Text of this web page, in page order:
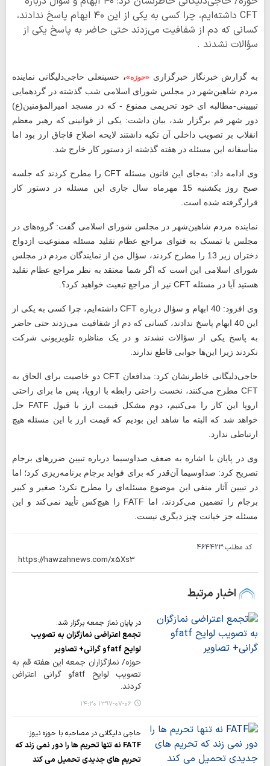
CFT داشته‌ایم، چرا کسی به یکی از این ۴۰ ابهام پاسخ ندادند،
کسانی که دم از شفافیت می‌زدند حتی حاضر به پاسخ یکی از
سؤالات نشدند .
به گزارش خبرنگار خبرگزاری «حوزه»، حسینعلی حاجی‌دلیگانی نماینده
مردم شاهین‌شهر در مجلس شورای اسلامی شب گذشته در گردهمایی
تبییینی-مطالبه ای خود تحریمی ممنوع - که در مسجد امیرالمؤمنین(ع)
دور شهر قم برگزار شد، بیان داشت: یکی از قوانینی که رهبر معظم
انقلاب بر تصویب داخلی آن تکیه داشتند لایحه اصلاح قاچاق ارز بود اما
متأسفانه این مسئله در هفته گذشته از دستور کار خارج شد.
وی ادامه داد: به‌جای این قانون مسئله CFT را مطرح کردند که جلسه
صبح روز یکشنبه 15 مهرماه سال جاری این مسئله در دستور کار
قرارگرفته شده است.
نماینده مردم شاهین‌شهر در مجلس شورای اسلامی گفت: گروه‌های در
مجلس با تمسک به فتوای مراجع عظام تقلید مسئله ممنوعیت ازدواج
دختران زیر 13 را مطرح کردند، سؤال من از نمایندگان مردم در مجلس
شورای اسلامی این است که اگر شما معتقد به نظر مراجع عظام تقلید
هستید آیا در مسئله CFT نیز از مراجع تبعیت خواهید کرد؟.
وی افزود: 40 ابهام و سؤال درباره CFTداشته‌ایم، چرا کسی به یکی از
این 40 ابهام پاسخ ندادند، کسانی که دم از شفافیت می‌زدند حتی حاضر
به پاسخ یکی از سؤالات نشدند و در یک مناظره تلویزیونی شرکت
نکردند زیرا این‌ها جوابی قاطع ندارند.
حاجی‌دلیگانی خاطرنشان کرد: مدافعانCFT دو خاصیت برای الحاق به
CFT مطرح می‌کنند، نخست راحتی رابطه با اروپا، پس ما برای راحتی
اروپا این کار را می‌کنیم، دوم مشکل قیمت ارز با قبول FATF حل
خواهد شد که البته ما شاهد این بودیم که قیمت ارز با این مسئله هیچ
ارتباطی ندارد.
وی در پایان با اشاره به ضعف صداوسیما درباره تبیین ضررهای برجام
تصریح کرد: صداوسیما آن‌قدر که برای فواید برجام برنامه‌ریزی کرد؛ اما
در تبیین آثار منفی این موضوع مسئله‌ای را مطرح نکرد؛ صغیر و کبیر
برجام را تضمین می‌کردند، اما FATF را هیچ‌کس تأیید نمی‌کند و این
مسئله جز خیانت چیز دیگری نیست.
کد مطلب:464423
اخبار مرتبط
در پایان نماز جمعه برگزار شد:
تجمع اعتراضی نمازگزان به تصویب
لوایح fatfو گرانی+ تصاویر
حوزه/ نمازگزاران جمعه این هفته قم به
تصویب لوایح fatfو گرانی اعتراض
کردند.
۱۳۹۷-۰۷-۰۶ ۱۴:۲۰
حاجی دلیگانی در مصاحبه با حوزه نیوز:
FATF نه تنها تحریم ها را دور نمی زند که
تحریم های جدیدی تحمیل می کند